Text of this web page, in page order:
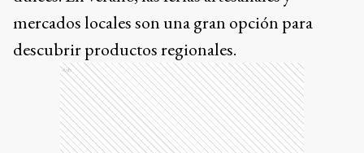
mercados locales son una gran opción para
descubrir productos regionales.
Ads